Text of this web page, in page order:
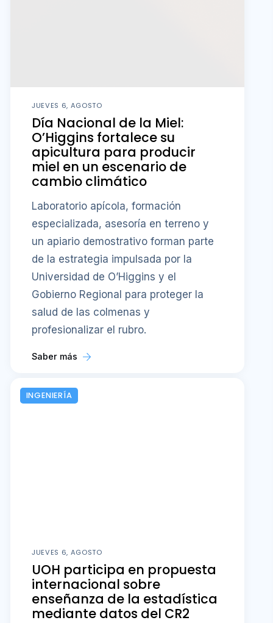
JUEVES 6, AGOSTO
Día Nacional de la Miel:
O’Higgins fortalece su
apicultura para producir
miel en un escenario de
cambio climático
Laboratorio apícola, formación
especializada, asesoría en terreno y
un apiario demostrativo forman parte
de la estrategia impulsada por la
Universidad de O’Higgins y el
Gobierno Regional para proteger la
salud de las colmenas y
profesionalizar el rubro.
Saber más
INGENIERÍA
JUEVES 6, AGOSTO
UOH participa en propuesta
internacional sobre
enseñanza de la estadística
mediante datos del CR2